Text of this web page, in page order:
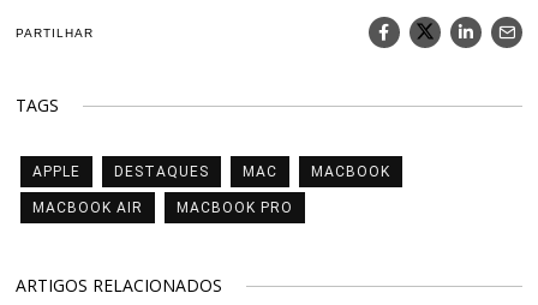
PARTILHAR
TAGS
APPLE DESTAQUES MAC MACBOOK
MACBOOK AIR MACBOOK PRO
ARTIGOS RELACIONADOS